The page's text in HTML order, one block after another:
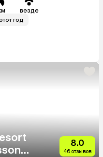
везде
год
8.0
46 отзывов